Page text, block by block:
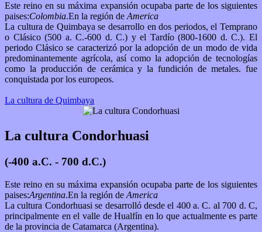
Este reino en su máxima expansión ocupaba parte de los siguientes
paises:Colombia.En la región de America
La cultura de Quimbaya se desarrollo en dos periodos, el Temprano
o Clásico (500 a. C.-600 d. C.) y el Tardío (800-1600 d. C.).​ El
periodo Clásico se caracterizó por la adopción de un modo de vida
predominantemente agrícola, así como la adopción de tecnologías
como la producción de cerámica y la fundición de metales. fue
conquistada por los europeos.
La cultura de Quimbaya
La cultura Condorhuasi
(-400 a.C. - 700 d.C.)
Este reino en su máxima expansión ocupaba parte de los siguientes
paises:Argentina.En la región de America
La cultura Condorhuasi se desarrolló desde el 400 a. C. al 700 d. C,
principalmente en el valle de Hualfín en lo que actualmente es parte
de la provincia de Catamarca (Argentina).